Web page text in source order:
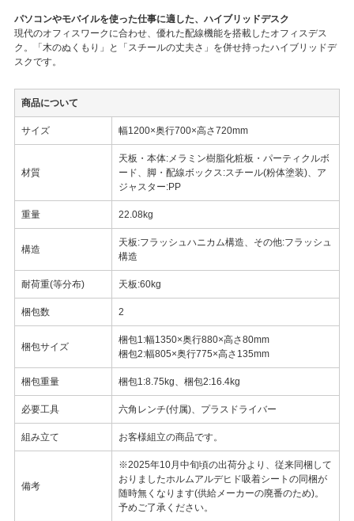
パソコンやモバイルを使った仕事に適した、ハイブリッドデスク
現代のオフィスワークに合わせ、優れた配線機能を搭載したオフィスデス
ク。「木のぬくもり」と「スチールの丈夫さ」を併せ持ったハイブリッドデ
スクです。
商品について
サイズ 幅1200×奥行700×高さ720mm
材質
天板・本体:メラミン樹脂化粧板・パーティクルボ
ード、脚・配線ボックス:スチール(粉体塗装)、ア
ジャスター:PP
重量 22.08kg
構造
天板:フラッシュハニカム構造、その他:フラッシュ
構造
耐荷重(等分布) 天板:60kg
梱包数 2
梱包サイズ
梱包1:幅1350×奥行880×高さ80mm
梱包2:幅805×奥行775×高さ135mm
梱包重量 梱包1:8.75kg、梱包2:16.4kg
必要工具 六角レンチ(付属)、プラスドライバー
組み立て お客様組立の商品です。
備考
※2025年10月中旬頃の出荷分より、従来同梱して
おりましたホルムアルデヒド吸着シートの同梱が
随時無くなります(供給メーカーの廃番のため)。
予めご了承ください。